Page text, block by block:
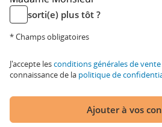
sorti(e) plus tôt ?
* Champs obligatoires
J'accepte lesconditions générales de vente
connaissance de la politique de
Ajouter à vos